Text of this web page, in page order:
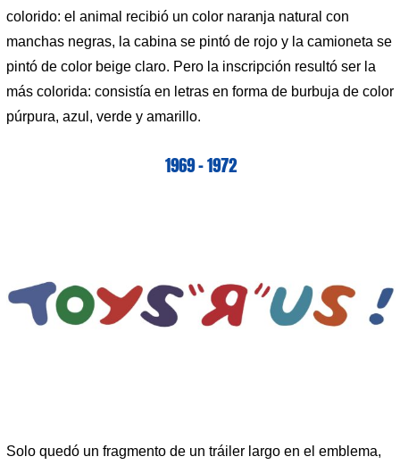
colorido: el animal recibió un color naranja natural con
manchas negras, la cabina se pintó de rojo y la camioneta se
pintó de color beige claro. Pero la inscripción resultó ser la
más colorida: consistía en letras en forma de burbuja de color
púrpura, azul, verde y amarillo.
1969 – 1972
Solo quedó un fragmento de un tráiler largo en el emblema,